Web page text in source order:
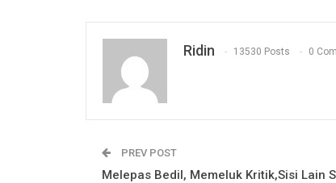
Ridin 13530 Posts 0
PREV POST
Melepas Bedil, Memeluk Kritik,Sisi Lain